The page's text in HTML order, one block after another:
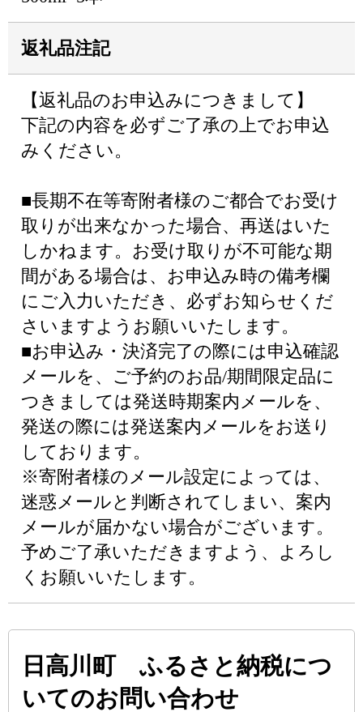
返礼品注記
【返礼品のお申込みにつきまして】
下記の内容を必ずご了承の上でお申込
みください。
■長期不在等寄附者様のご都合でお受け
取りが出来なかった場合、再送はいた
しかねます。お受け取りが不可能な期
間がある場合は、お申込み時の備考欄
にご入力いただき、必ずお知らせくだ
さいますようお願いいたします。
■お申込み・決済完了の際には申込確認
メールを、ご予約のお品/期間限定品に
つきましては発送時期案内メールを、
発送の際には発送案内メールをお送り
しております。
※寄附者様のメール設定によっては、
迷惑メールと判断されてしまい、案内
メールが届かない場合がございます。
予めご了承いただきますよう、よろし
くお願いいたします。
日高川町 ふるさと納税につ
いてのお問い合わせ